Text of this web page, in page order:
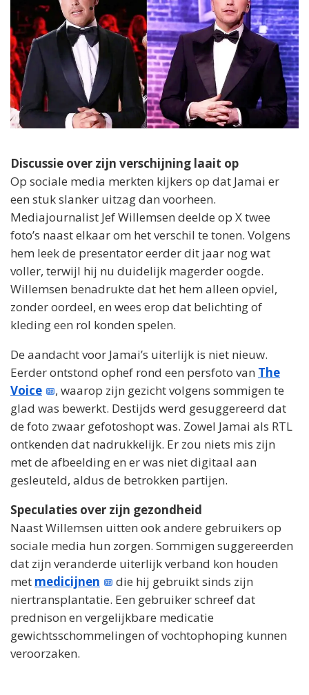
Discussie over zijn verschijning laait op
Op sociale media merkten kijkers op dat Jamai er
een stuk slanker uitzag dan voorheen.
Mediajournalist Jef Willemsen deelde op X twee
foto’s naast elkaar om het verschil te tonen. Volgens
hem leek de presentator eerder dit jaar nog wat
voller, terwijl hij nu duidelijk magerder oogde.
Willemsen benadrukte dat het hem alleen opviel,
zonder oordeel, en wees erop dat belichting of
kleding een rol konden spelen.
De aandacht voor Jamai’s uiterlijk is niet nieuw.
Eerder ontstond ophef rond een persfoto van The
Voice
, waarop zijn gezicht volgens sommigen te
glad was bewerkt. Destijds werd gesuggereerd dat
de foto zwaar gefotoshopt was. Zowel Jamai als RTL
ontkenden dat nadrukkelijk. Er zou niets mis zijn
met de afbeelding en er was niet digitaal aan
gesleuteld, aldus de betrokken partijen.
Speculaties over zijn gezondheid
Naast Willemsen uitten ook andere gebruikers op
sociale media hun zorgen. Sommigen suggereerden
dat zijn veranderde uiterlijk verband kon houden
met medicijnen
die hij gebruikt sinds zijn
niertransplantatie. Een gebruiker schreef dat
prednison en vergelijkbare medicatie
gewichtsschommelingen of vochtophoping kunnen
veroorzaken.